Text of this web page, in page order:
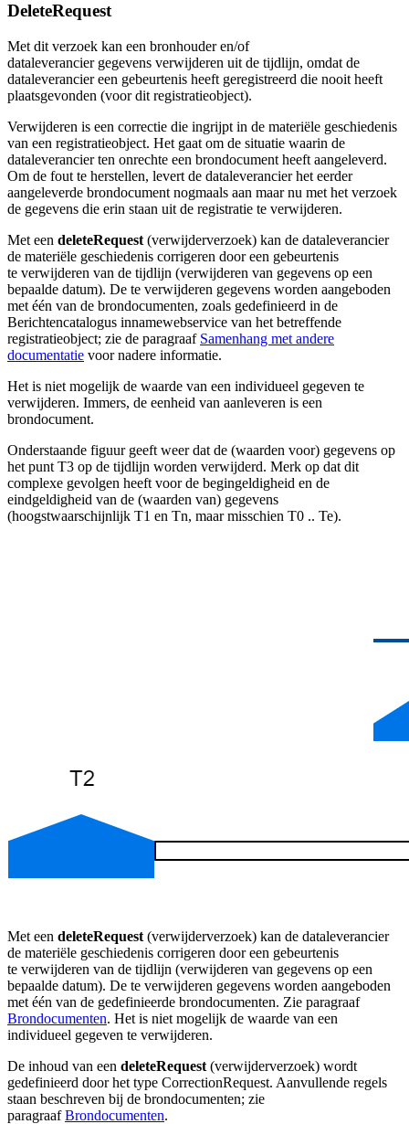
DeleteRequest
Met dit verzoek kan een bronhouder en/of
dataleverancier gegevens verwijderen uit de tijdlijn, omdat de
dataleverancier een gebeurtenis heeft geregistreerd die nooit heeft
plaatsgevonden (voor dit registratieobject).
Verwijderen is een correctie die ingrijpt in de materiële geschiedenis
van een registratieobject. Het gaat om de situatie waarin de
dataleverancier ten onrechte een brondocument heeft aangeleverd.
Om de fout te herstellen, levert de dataleverancier het eerder
aangeleverde brondocument nogmaals aan maar nu met het verzoek
de gegevens die erin staan uit de registratie te verwijderen.
Met een deleteRequest (verwijderverzoek) kan de dataleverancier
de materiële geschiedenis corrigeren door een gebeurtenis
te verwijderen van de tijdlijn (verwijderen van gegevens op een
bepaalde datum). De te verwijderen gegevens worden aangeboden
met één van de brondocumenten, zoals gedefinieerd in de
Berichtencatalogus innamewebservice van het betreffende
registratieobject; zie de paragraaf Samenhang met andere
documentatie voor nadere informatie.
Het is niet mogelijk de waarde van een individueel gegeven te
verwijderen. Immers, de eenheid van aanleveren is een
brondocument.
Onderstaande figuur geeft weer dat de (waarden voor) gegevens op
het punt T3 op de tijdlijn worden verwijderd. Merk op dat dit
complexe gevolgen heeft voor de begingeldigheid en de
eindgeldigheid van de (waarden van) gegevens
(hoogstwaarschijnlijk T1 en Tn, maar misschien T0 .. Te).
Met een deleteRequest (verwijderverzoek) kan de dataleverancier
de materiële geschiedenis corrigeren door een gebeurtenis
te verwijderen van de tijdlijn (verwijderen van gegevens op een
bepaalde datum). De te verwijderen gegevens worden aangeboden
met één van de gedefinieerde brondocumenten. Zie paragraaf
Brondocumenten. Het is niet mogelijk de waarde van een
individueel gegeven te verwijderen.
De inhoud van een deleteRequest (verwijderverzoek) wordt
gedefinieerd door het type CorrectionRequest. Aanvullende regels
staan beschreven bij de brondocumenten; zie
paragraafBrondocumenten.